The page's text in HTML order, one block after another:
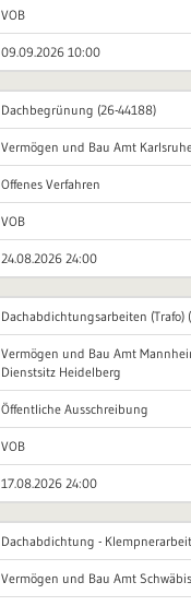
VOB
09.09.2026 10:00
Dachbegrünung (26-44188)
Vermögen und Bau Amt
Offenes Verfahren
VOB
24.08.2026 24:00
Dachabdichtungsarbeiten (Trafo)
Vermögen und Bau Amt
Dienstsitz Heidelberg
Öffentliche Ausschreibung
VOB
17.08.2026 24:00
Dachabdichtung -
Vermögen und Bau Amt